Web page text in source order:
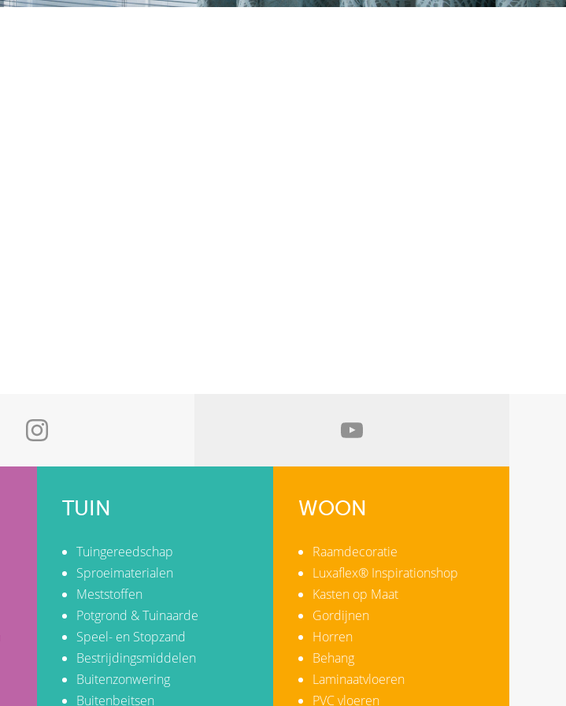
TUIN
Tuingereedschap
Sproeimaterialen
Meststoffen
Potgrond & Tuinaarde
Speel- en Stopzand
Bestrijdingsmiddelen
Buitenzonwering
Buitenbeitsen
WOON
Raamdecoratie
Luxaflex® Inspirationshop
Kasten op Maat
Gordijnen
Horren
Behang
Laminaatvloeren
PVC vloeren